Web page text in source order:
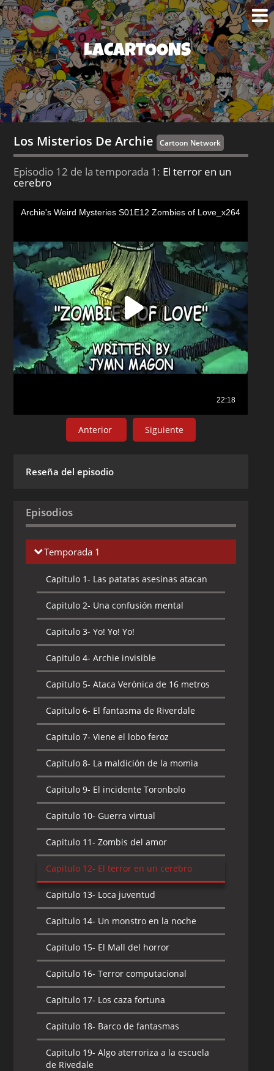
LACARTOONS
Los Misterios De Archie Cartoon Network
Episodio 12 de la temporada 1: El terror en un
cerebro
Anterior Siguiente
Reseña del episodio
Episodios
Temporada 1
Capitulo 1- Las patatas asesinas atacan
Capitulo 2- Una confusión mental
Capitulo 3- Yo! Yo! Yo!
Capitulo 4- Archie invisible
Capitulo 5- Ataca Verónica de 16 metros
Capitulo 6- El fantasma de Riverdale
Capitulo 7- Viene el lobo feroz
Capitulo 8- La maldición de la momia
Capitulo 9- El incidente Toronbolo
Capitulo 10- Guerra virtual
Capitulo 11- Zombis del amor
Capitulo 12- El terror en un cerebro
Capitulo 13- Loca juventud
Capitulo 14- Un monstro en la noche
Capitulo 15- El Mall del horror
Capitulo 16- Terror computacional
Capitulo 17- Los caza fortuna
Capitulo 18- Barco de fantasmas
Capitulo 19- Algo aterroriza a la escuela
de Rivedale